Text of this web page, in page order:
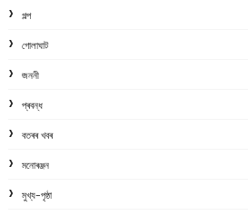
গল্প
গোলাঘাট
জননী
প্ৰবন্ধ
বতৰৰ খবৰ
মনোৰঞ্জন
মুখ্য-পৃষ্ঠা